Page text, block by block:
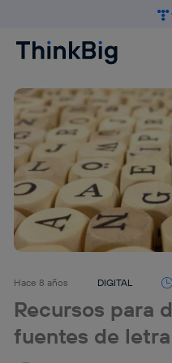
Hace 8 años DIGITAL
Recursos para
fuentes de